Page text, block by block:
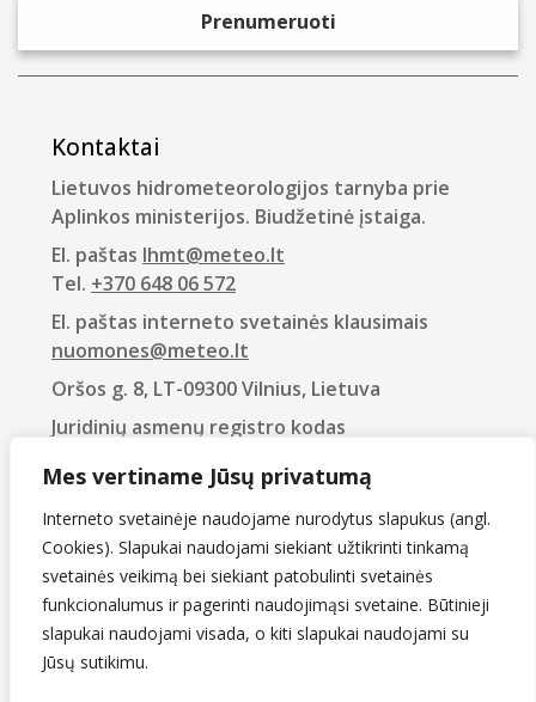
Mes vertiname Jūsų privatumą
Interneto svetainėje naudojame nurodytus slapukus (angl.
Cookies). Slapukai naudojami siekiant užtikrinti tinkamą
svetainės veikimą bei siekiant patobulinti svetainės
funkcionalumus ir pagerinti naudojimąsi svetaine. Būtinieji
slapukai naudojami visada, o kiti slapukai naudojami su
Jūsų sutikimu.
Kontaktai
Lietuvos hidrometeorologijos tarnyba prie
Aplinkos ministerijos. Biudžetinė įstaiga.
El. paštas lhmt@meteo.lt
Tel. +370 648 06 572
El. paštas interneto svetainės klausimais
nuomones@meteo.lt
Oršos g. 8, LT-09300 Vilnius, Lietuva
Juridinių asmenų registro kodas
PVM mokėtojo kodas
LT907432416